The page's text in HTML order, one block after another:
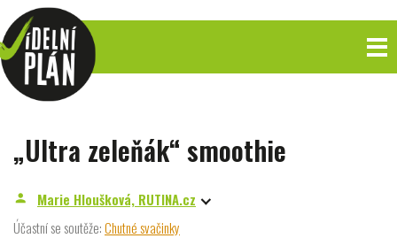
„Ultra zeleňák“ smoothie
person
Marie Hloušková, RUTINA.cz
Účastní se soutěže:Chutné svačinky